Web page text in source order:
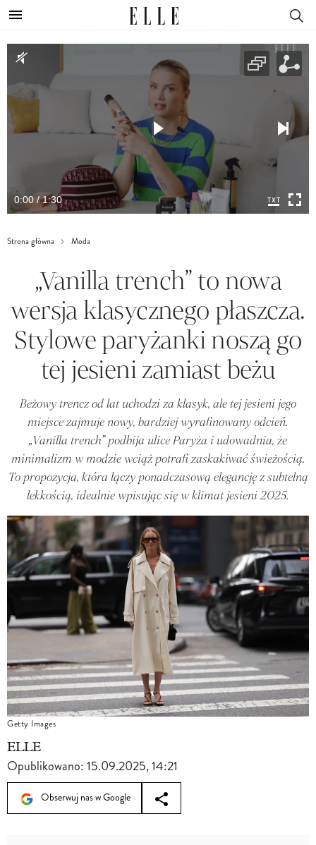
0:00 / 1:30
Strona główna Moda
„Vanilla trench” to nowa
wersja klasycznego płaszcza.
Stylowe paryżanki noszą go
tej jesieni zamiast beżu
Beżowy trencz od lat uchodzi za klasyk, ale tej jesieni jego
miejsce zajmuje nowy, bardziej wyrafinowany odcień.
„Vanilla trench” podbija ulice Paryża i udowadnia, że
minimalizm w modzie wciąż potrafi zaskakiwać świeżością.
To propozycja, która łączy ponadczasową elegancję z subtelną
lekkością, idealnie wpisując się w klimat jesieni 2025.
Getty Images
ELLE
Opublikowano:15.09.2025, 14:21
Obserwuj nas w Google